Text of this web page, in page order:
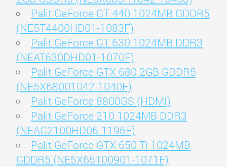
Palit GeForce GT 440 1024MB GDDR5
(NE5T4400HD01-1083F)
Palit GeForce GT 630 1024MB DDR3
(NEAT630DHD01-1070F)
Palit GeForce GTX 680 2GB GDDR5
(NE5X68001042-1040F)
Palit GeForce 8800GS (HDMI)
Palit GeForce 210 1024MB DDR3
(NEAG2100HD06-1196F)
Palit GeForce GTX 650 Ti 1024MB
GDDR5 (NE5X65T00901-1071F)